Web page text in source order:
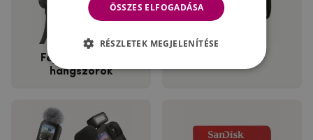
Fejhallgatók és
hangszórók
ÖSSZES ELFOGADÁSA
RÉSZLETEK MEGJELENÍTÉSE